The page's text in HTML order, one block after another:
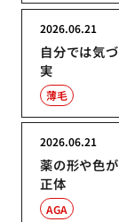
自分では気
実
2026.06.21
薄毛
薬の形や色
正体
2026.06.21
AGA